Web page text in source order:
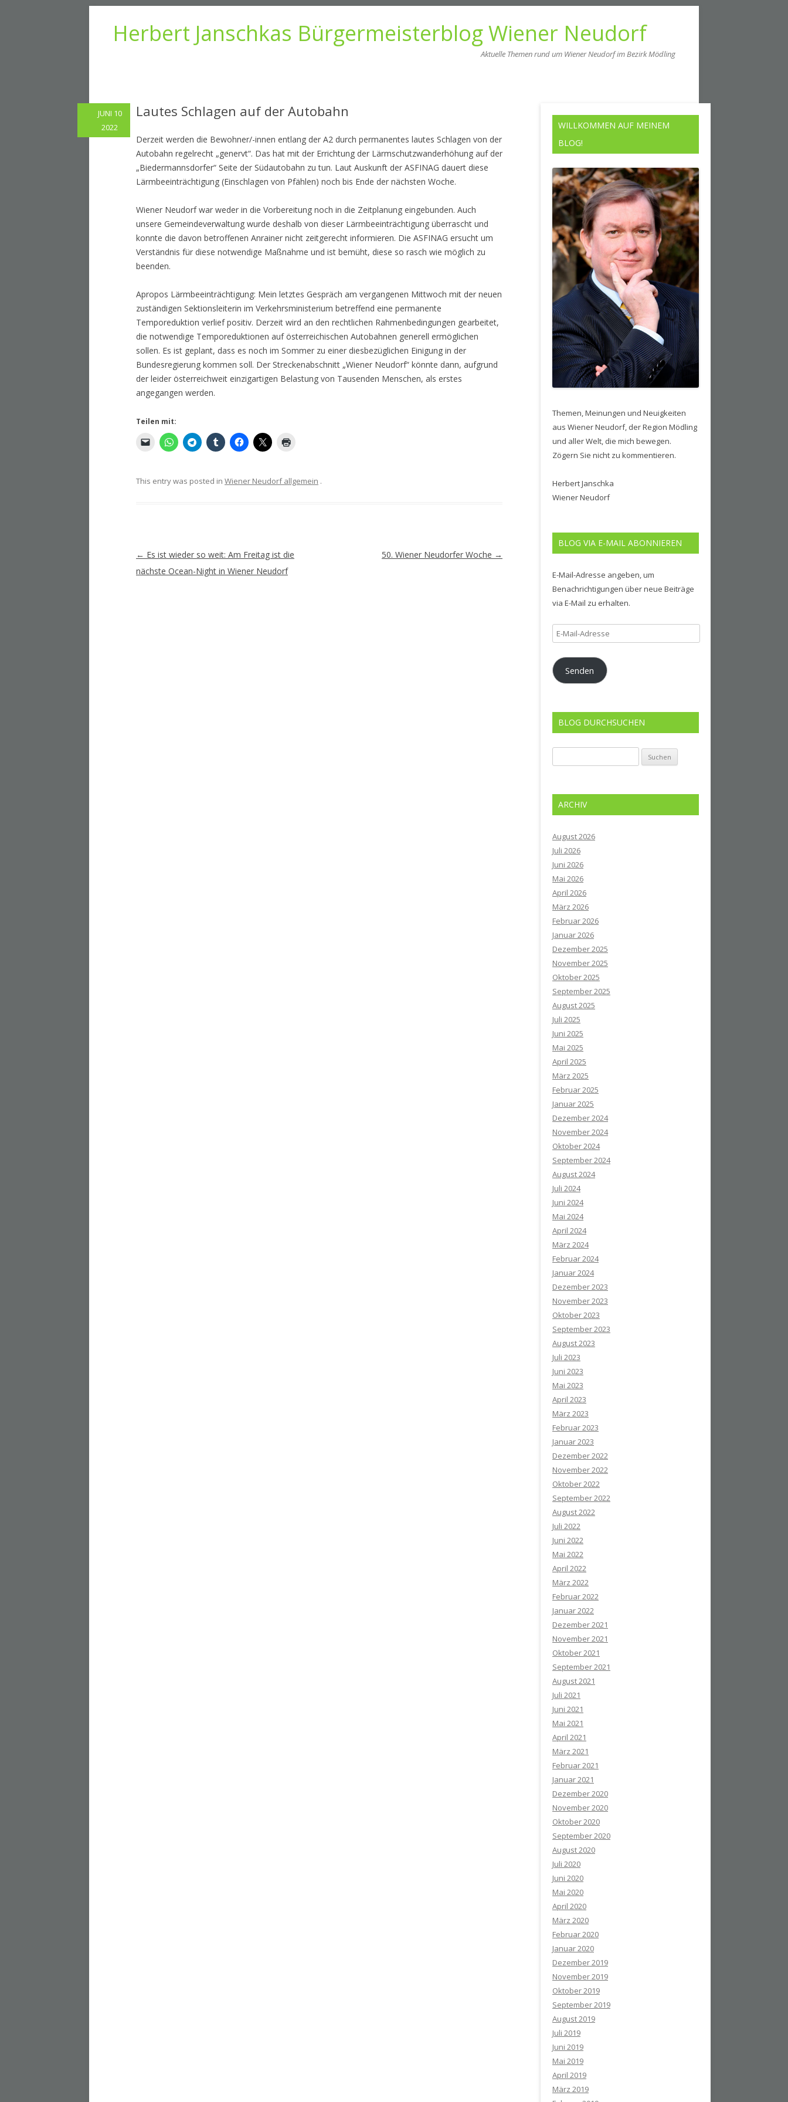
Herbert Janschkas Bürgermeisterblog Wiener Neudorf
Aktuelle Themen rund um Wiener Neudorf im Bezirk Mödling
Lautes Schlagen auf der Autobahn
Derzeit werden die Bewohner/-innen entlang der A2 durch permanentes lautes Schlagen von der
Autobahn regelrecht „genervt“. Das hat mit der Errichtung der Lärmschutzwanderhöhung auf der
„Biedermannsdorfer“ Seite der Südautobahn zu tun. Laut Auskunft der ASFINAG dauert diese
Lärmbeeinträchtigung (Einschlagen von Pfählen) noch bis Ende der nächsten Woche.
Wiener Neudorf war weder in die Vorbereitung noch in die Zeitplanung eingebunden. Auch
unsere Gemeindeverwaltung wurde deshalb von dieser Lärmbeeinträchtigung überrascht und
konnte die davon betroffenen Anrainer nicht zeitgerecht informieren. Die ASFINAG ersucht um
Verständnis für diese notwendige Maßnahme und ist bemüht, diese so rasch wie möglich zu
beenden.
Apropos Lärmbeeinträchtigung: Mein letztes Gespräch am vergangenen Mittwoch mit der neuen
zuständigen Sektionsleiterin im Verkehrsministerium betreffend eine permanente
Temporeduktion verlief positiv. Derzeit wird an den rechtlichen Rahmenbedingungen gearbeitet,
die notwendige Temporeduktionen auf österreichischen Autobahnen generell ermöglichen
sollen. Es ist geplant, dass es noch im Sommer zu einer diesbezüglichen Einigung in der
Bundesregierung kommen soll. Der Streckenabschnitt „Wiener Neudorf“ könnte dann, aufgrund
der leider österreichweit einzigartigen Belastung von Tausenden Menschen, als erstes
angegangen werden.
Teilen mit:
This entry was posted in Wiener Neudorf allgemein .
JUNI 10
2022
Artikel-
Navigation
← Es ist wieder so weit: Am Freitag ist die
nächste Ocean-Night in Wiener Neudorf
50. Wiener Neudorfer Woche →
WILLKOMMEN AUF MEINEM
BLOG!
Themen, Meinungen und Neuigkeiten
aus Wiener Neudorf, der Region Mödling
und aller Welt, die mich bewegen.
Zögern Sie nicht zu kommentieren.
Herbert Janschka
Wiener Neudorf
BLOG VIA E-MAIL ABONNIEREN
E-Mail-Adresse angeben, um
Benachrichtigungen über neue Beiträge
via E-Mail zu erhalten.
E-
Mail-
Adresse
Senden
BLOG DURCHSUCHEN
nach:
ARCHIV
August 2026
Juli 2026
Juni 2026
Mai 2026
April 2026
März 2026
Februar 2026
Januar 2026
Dezember 2025
November 2025
Oktober 2025
September 2025
August 2025
Juli 2025
Juni 2025
Mai 2025
April 2025
März 2025
Februar 2025
Januar 2025
Dezember 2024
November 2024
Oktober 2024
September 2024
August 2024
Juli 2024
Juni 2024
Mai 2024
April 2024
März 2024
Februar 2024
Januar 2024
Dezember 2023
November 2023
Oktober 2023
September 2023
August 2023
Juli 2023
Juni 2023
Mai 2023
April 2023
März 2023
Februar 2023
Januar 2023
Dezember 2022
November 2022
Oktober 2022
September 2022
August 2022
Juli 2022
Juni 2022
Mai 2022
April 2022
März 2022
Februar 2022
Januar 2022
Dezember 2021
November 2021
Oktober 2021
September 2021
August 2021
Juli 2021
Juni 2021
Mai 2021
April 2021
März 2021
Februar 2021
Januar 2021
Dezember 2020
November 2020
Oktober 2020
September 2020
August 2020
Juli 2020
Juni 2020
Mai 2020
April 2020
März 2020
Februar 2020
Januar 2020
Dezember 2019
November 2019
Oktober 2019
September 2019
August 2019
Juli 2019
Juni 2019
Mai 2019
April 2019
März 2019